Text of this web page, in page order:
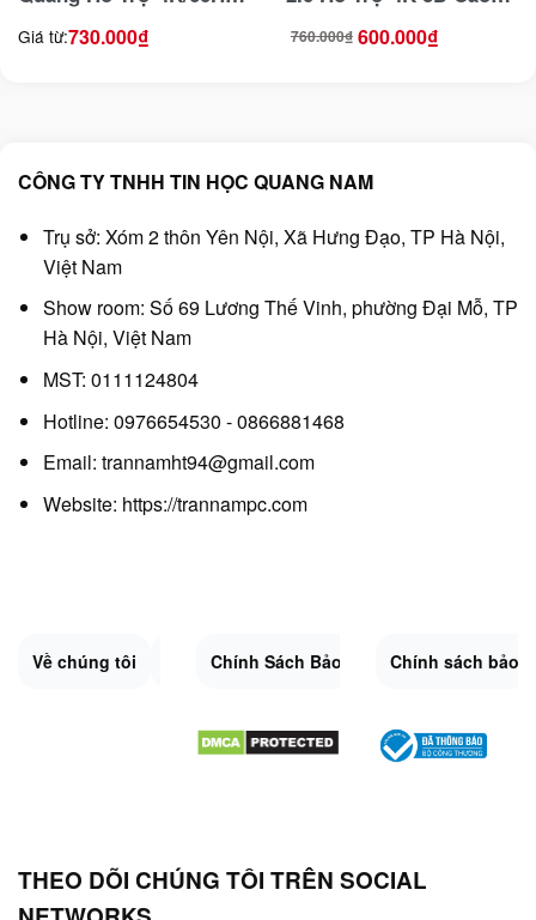
HDR ARC60 Jasoz A115
Giá từ:730.000₫
Cấp Jasoz T-A225
760.000₫
Giá
gốc 600.000₫
Giá
hiện
CÔNG TY TNHH TIN HỌC QUANG NAM
Trụ sở: Xóm 2 thôn Yên Nội, Xã Hưng Đạo, TP Hà Nội,
Việt Nam
Show room: Số 69 Lương Thế Vinh, phường Đại Mỗ, TP
Hà Nội, Việt Nam
MST: 0111124804
Hotline: 0976654530 - 0866881468
Email: trannamht94@gmail.com
Website: https://trannampc.com
Về chúng tôi Liên Hệ Quy Định Chung Sitemap.XML
Chính Sách Bảo Mật Đổi trả và hoàn
Chính sách bảo
THEO DÕI CHÚNG TÔI TRÊN SOCIAL